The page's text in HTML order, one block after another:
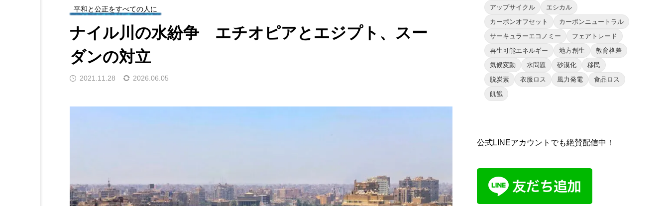
平和と公正をすべての人に
ナイル川の水紛争 エチオピアとエジプト、スー
ダンの対立
2021.11.28 2026.06.05
アップサイクル
エシカル
カーボンオフセット
カーボンニュートラル
サーキュラーエコノミー
フェアトレード
再生可能エネルギー
地方創生
教育格差
気候変動
水問題 砂漠化
移民
脱炭素
衣服ロス 風力発電
食品ロス
飢餓
公式LINEアカウントでも絶賛配信中！